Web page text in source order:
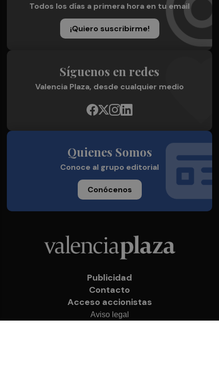
Todos los días a primera hora en tu email
¡Quiero suscribirme!
Síguenos en redes
Valencia Plaza, desde cualquier medio
Quienes Somos
Conoce al grupo editorial
Conócenos
Publicidad
Contacto
Acceso accionistas
Aviso legal